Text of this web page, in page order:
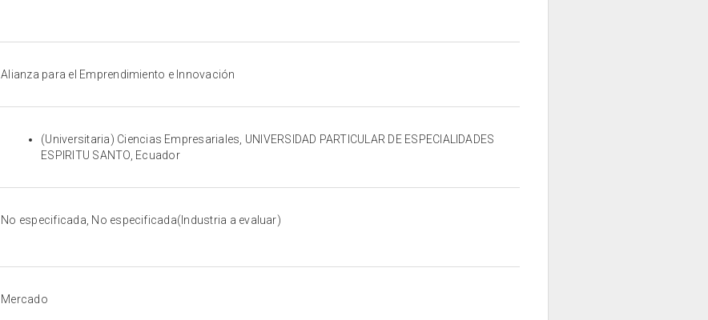
Alianza para el Emprendimiento e Innovación
(Universitaria) Ciencias Empresariales, UNIVERSIDAD PARTICULAR DE ESPECIALIDADES
ESPIRITU SANTO, Ecuador
No especificada, No especificada(Industria a evaluar)
Mercado